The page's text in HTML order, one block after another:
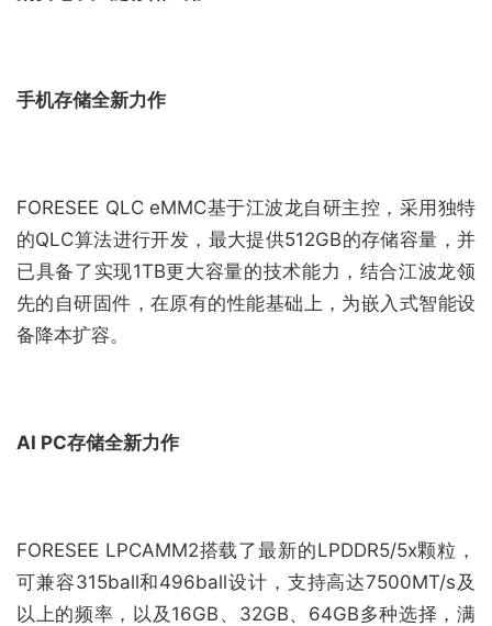
手机存储全新力作
FORESEE QLC eMMC基于江波龙自研主控，采用独特
的QLC算法进行开发，最大提供512GB的存储容量，并
已具备了实现1TB更大容量的技术能力，结合江波龙领
先的自研固件，在原有的性能基础上，为嵌入式智能设
备降本扩容。
AI PC存储全新力作
FORESEE LPCAMM2搭载了最新的LPDDR5/5x颗粒，
可兼容315ball和496ball设计，支持高达7500MT/s及
以上的频率，以及16GB、32GB、64GB多种选择，满